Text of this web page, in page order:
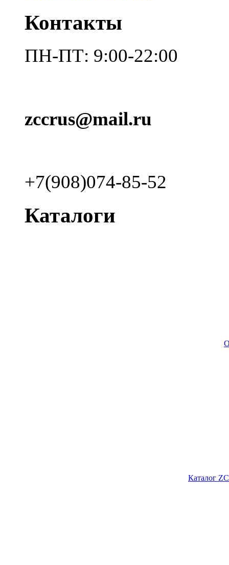
Контакты
ПН-ПТ: 9:00-22:00
zccrus@mail.ru
+7(908)074-85-52
Каталоги
Каталог